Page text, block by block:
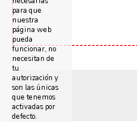
para que
nuestra
página web
pueda
funcionar, no
necesitan de
tu
autorización y
son las únicas
que tenemos
activadas por
defecto.